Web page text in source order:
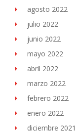
agosto 2022
julio 2022
junio 2022
mayo 2022
abril 2022
marzo 2022
febrero 2022
enero 2022
diciembre 2021